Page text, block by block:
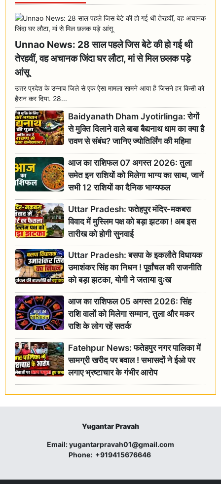
Unnao News: 28 साल पहले जिस बेटे की हो गई थी
तेरहवीं, वह अचानक जिंदा घर लौटा, मां से मिल छलक पड़े
आंसू
उत्तर प्रदेश के उन्नाव जिले से एक ऐसा मामला सामने आया है जिसने हर किसी को
हैरान कर दिया. 28...
Baidyanath Dham Jyotirlinga: रोगों
से मुक्ति दिलाने वाले बाबा बैद्यनाथ धाम का क्या है
रावण से संबंध? जानिए ज्योतिर्लिंग की महिमा
आज का राशिफल 07 अगस्त 2026: तुला
समेत इन राशियों को मिलेगा भाग्य का साथ, जानें
सभी 12 राशियों का दैनिक भाग्यफल
Uttar Pradesh: फतेहपुर मंदिर-मकबरा
विवाद में मुस्लिम पक्ष को बड़ा झटका ! अब इस
तारीख को होगी सुनवाई
Uttar Pradesh: बसपा के इकलौते विधायक
उमाशंकर सिंह का निधन ! पूर्वांचल की राजनीति
को बड़ा झटका, योगी ने जताया दुःख
आज का राशिफल 05 अगस्त 2026: सिंह
राशि वालों को मिलेगा सम्मान, तुला और मकर
राशि के लोग रहें सतर्क
Fatehpur News: फतेहपुर नगर पालिका में
सामग्री खरीद पर बवाल ! सभासदों ने ईओ पर
लगाए भ्रष्टाचार के गंभीर आरोप
Yugantar Pravah
Email:yugantarpravah01@gmail.com
Phone: +919415676646